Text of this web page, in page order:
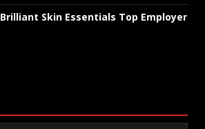
Brilliant Skin Essentials Top Employer